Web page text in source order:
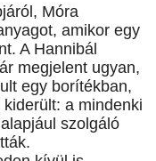
Móra
amikor egy
A Hannibál
megjelent ugyan,
egy borítékban,
a mindenki
szolgáló